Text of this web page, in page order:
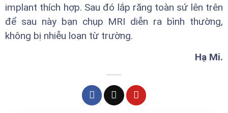
implant thích hợp. Sau đó lắp răng toàn sứ lên trên
để sau này bạn chụp MRI diễn ra bình thường,
không bị nhiễu loạn từ trường.
Hạ Mi.